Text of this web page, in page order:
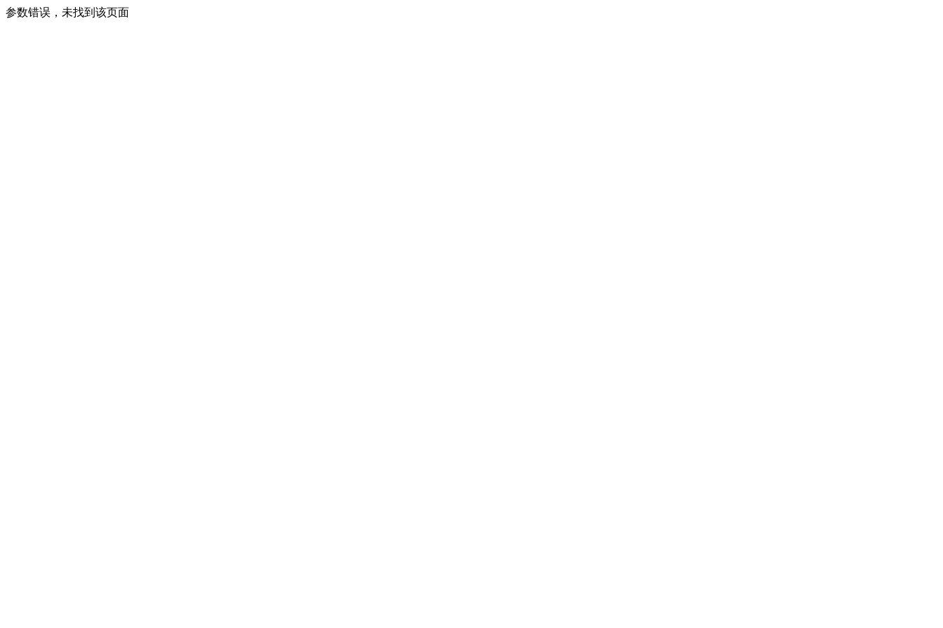
参数错误，未找到该页面